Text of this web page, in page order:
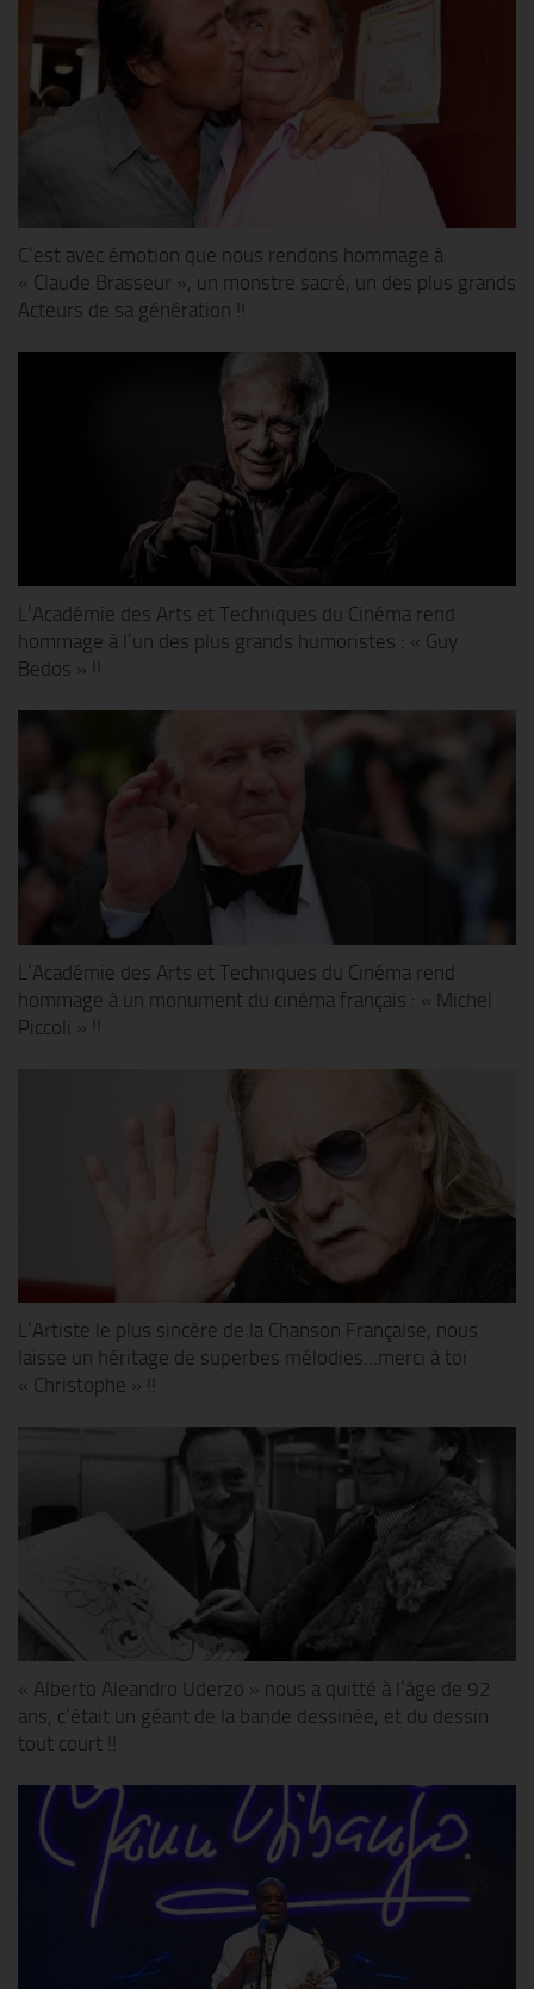
C’est avec émotion que nous rendons hommage à
« Claude Brasseur », un monstre sacré, un des plus grands
Acteurs de sa génération !!
L’Académie des Arts et Techniques du Cinéma rend
hommage à l’un des plus grands humoristes : « Guy
Bedos » !!
L’Académie des Arts et Techniques du Cinéma rend
hommage à un monument du cinéma français : « Michel
Piccoli » !!
L’Artiste le plus sincère de la Chanson Française, nous
laisse un héritage de superbes mélodies…merci à toi
« Christophe » !!
« Alberto Aleandro Uderzo » nous a quitté à l’âge de 92
ans, c’était un géant de la bande dessinée, et du dessin
tout court !!